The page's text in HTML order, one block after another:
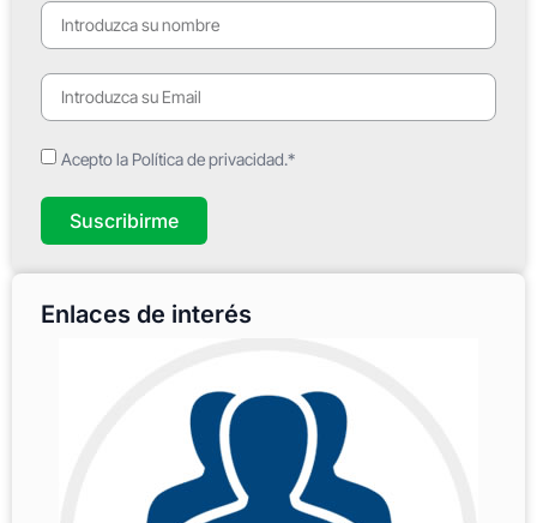
Acepto la Política de privacidad.*
Suscribirme
Enlaces de interés